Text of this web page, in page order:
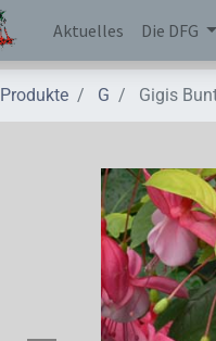
Aktuelles Die DFG
Produkte G Gigis